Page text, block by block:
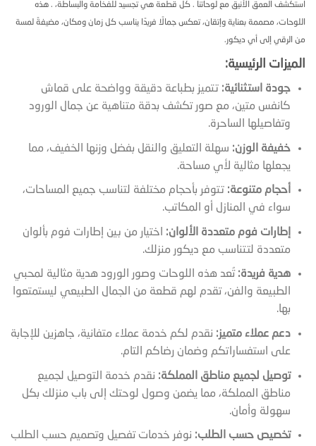
استكشف العمق الأنيق مع لوحاتنا . كل قطعة هي تجسيد للفخامة والبساطة، . هذه
اللوحات، مصممة بعناية وإتقان، تعكس جمالًا فريدًا يناسب كل زمان ومكان، مضيفةً لمسة
من الرقي إلى أي ديكور.
الميزات الرئيسية:
جودة استثنائية: تتميز بطباعة دقيقة وواضحة على قماش
كانفس متين، مع صور تكشف بدقة متناهية عن جمال الورود
وتفاصيلها الساحرة.
خفيفة الوزن: سهلة التعليق والنقل بفضل وزنها الخفيف، مما
يجعلها مثالية لأي مساحة.
أحجام متنوعة: تتوفر بأحجام مختلفة لتناسب جميع المساحات،
سواء في المنازل أو المكاتب.
إطارات فوم متعددة الألوان: اختيار من بين إطارات فوم بألوان
متعددة لتتناسب مع ديكور منزلك.
هدية فريدة: تُعد هذه اللوحات وصور الورود هدية مثالية لمحبي
الطبيعة والفن، تقدم لهم قطعة من الجمال الطبيعي ليستمتعوا
بها.
دعم عملاء متميز: نقدم لكم خدمة عملاء متفانية، جاهزين للإجابة
على استفساراتكم وضمان رضاكم التام.
توصيل لجميع مناطق المملكة: نقدم خدمة التوصيل لجميع
مناطق المملكة، مما يضمن وصول لوحتك إلى باب منزلك بكل
سهولة وأمان.
تخصيص حسب الطلب: نوفر خدمات تفصيل وتصميم حسب الطلب